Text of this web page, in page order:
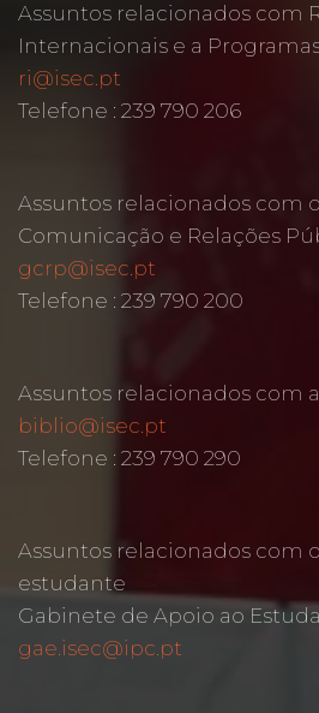
Assuntos relacionados com
Internacionais e a Programas
ri@isec.pt
Telefone : 239 790 206
Assuntos relacionados com
Comunicação e Relações
gcrp@isec.pt
Telefone : 239 790 200
Assuntos relacionados com
biblio@isec.pt
Telefone : 239 790 290
Assuntos relacionados com
estudante
Gabinete de Apoio ao
gae.isec@ipc.pt